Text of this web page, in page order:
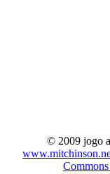
© 2009 jogo